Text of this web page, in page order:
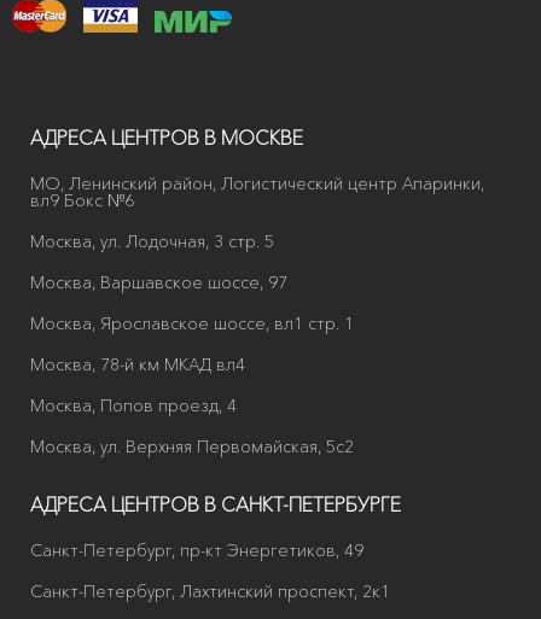
АДРЕСА ЦЕНТРОВ В МОСКВЕ
МО, Ленинский район, Логистический центр Апаринки,
вл9 Бокс №6
Москва, ул. Лодочная, 3 стр. 5
Москва, Варшавское шоссе, 97
Москва, Ярославское шоссе, вл1 стр. 1
Москва, 78-й км МКАД вл4
Москва, Попов проезд, 4
Москва, ул. Верхняя Первомайская, 5с2
АДРЕСА ЦЕНТРОВ В САНКТ-ПЕТЕРБУРГЕ
Санкт-Петербург, пр-кт Энергетиков, 49
Санкт-Петербург, Лахтинский проспект, 2к1